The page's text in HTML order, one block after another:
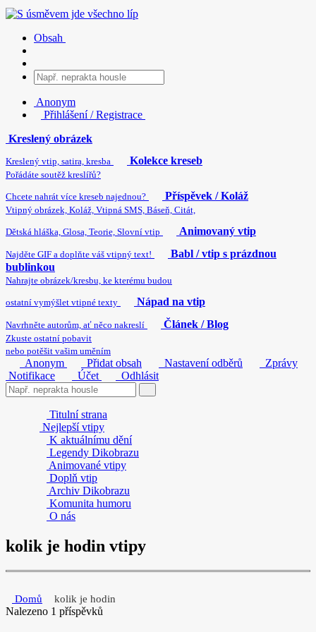
Obsah
Anonym
Přihlášení / Registrace
Kreslený obrázek
Kreslený vtip, satira, kresba Kolekce kreseb
Pořádáte soutěž kreslířů?
Chcete nahrát více kreseb najednou? Příspěvek / Koláž
Vtipný obrázek, Koláž, Vtipná SMS, Báseň, Citát,
Dětská hláška, Glosa, Teorie, Slovní vtip Animovaný vtip
Najděte GIF a doplňte váš vtipný text!
Babl / vtip s prázdnou
bublinkou
Nahrajte obrázek/kresbu, ke kterému budou
ostatní vymýšlet vtipné texty Nápad na vtip
Navrhněte autorům, ať něco nakreslí Článek / Blog
Zkuste ostatní pobavit
nebo potěšit vašim uměním
Anonym Přidat obsah Nastavení odběrů
Zprávy
Notifikace
Účet Odhlásit
Titulní strana
Nejlepší vtipy
K aktuálnímu dění
Legendy Dikobrazu
Animované vtipy
Doplň vtip
Archiv Dikobrazu
Komunita humoru
O nás
kolik je hodin vtipy
Domů kolik je hodin
Nalezeno 1 příspěvků